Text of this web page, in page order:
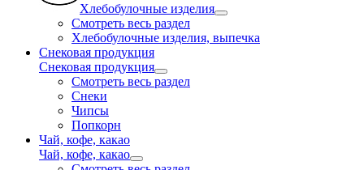
Хлебобулочные изделия
Смотреть весь раздел
Хлебобулочные изделия, выпечка
Снековая продукция
Снековая продукция
Смотреть весь раздел
Снеки
Чипсы
Попкорн
Чай, кофе, какао
Чай, кофе, какао